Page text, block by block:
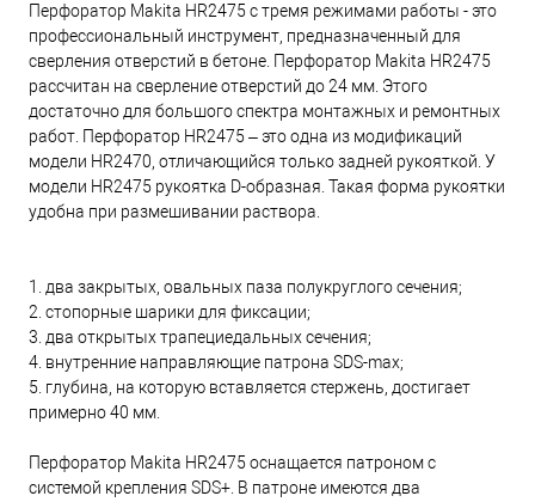
Перфоратор Makita HR2475 с тремя режимами работы - это
профессиональный инструмент, предназначенный для
сверления отверстий в бетоне. Перфоратор Makita HR2475
рассчитан на сверление отверстий до 24 мм. Этого
достаточно для большого спектра монтажных и ремонтных
работ. Перфоратор HR2475 – это одна из модификаций
модели HR2470, отличающийся только задней рукояткой. У
модели HR2475 рукоятка D-образная. Такая форма рукоятки
удобна при размешивании раствора.
1. два закрытых, овальных паза полукруглого сечения;
2. стопорные шарики для фиксации;
3. два открытых трапециедальных сечения;
4. внутренние направляющие патрона SDS-max;
5. глубина, на которую вставляется стержень, достигает
примерно 40 мм.
Перфоратор Makita HR2475 оснащается патроном с
системой крепления SDS+. В патроне имеются два